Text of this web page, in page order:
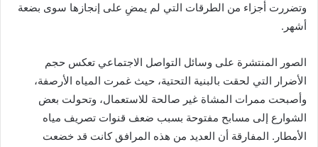
وتضررت أجزاء من الطرقات التي لم يمضِ على إنجازها سوى بضعة
أشهر.
الصور المنتشرة على وسائل التواصل الاجتماعي تعكس حجم
الأضرار التي لحقت بالبنية التحتية، حيث غمرت المياه الأرصفة،
وأصبحت ممرات المشاة غير صالحة للاستعمال، وتحولت بعض
الشوارع إلى مسابح مفتوحة بسبب ضعف قنوات تصريف مياه
الأمطار. المفارقة أن العديد من هذه المرافق كانت قد خضعت